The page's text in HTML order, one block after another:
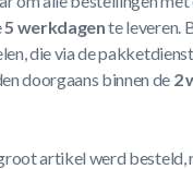
5 werkdagente leveren.
die via de
doorgaans binnen de 2
artikel werd besteld,